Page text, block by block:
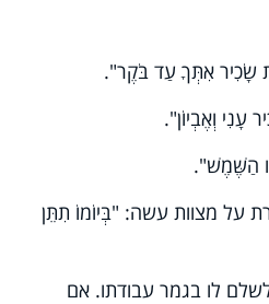
אִתְּךָ עַד בֹּקֶר".
וְאֶבְיוֹן".
הַשֶּׁמֶשׁ".
על מצוות עשה: "בְּיוֹמוֹ תִתֵּן
לו בגמר עבודתו. אם